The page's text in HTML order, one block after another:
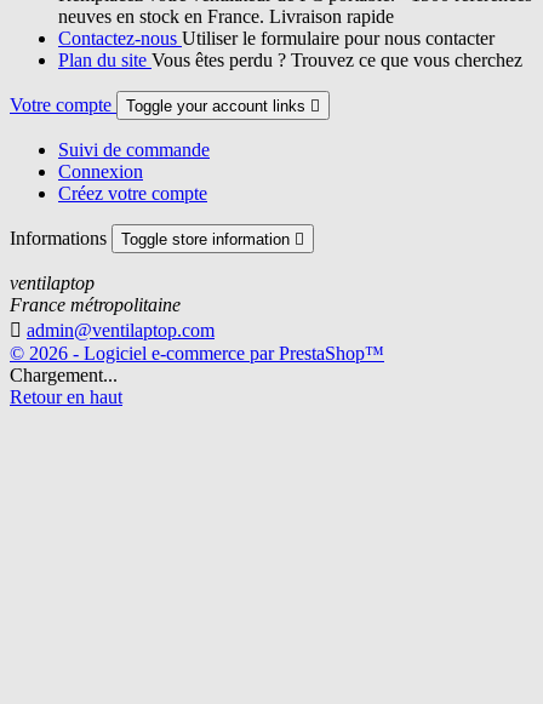
neuves en stock en France. Livraison rapide
Contactez-nous Utiliser le formulaire pour nous contacter
Plan du site Vous êtes perdu ? Trouvez ce que vous cherchez
Votre compte Toggle your account links 
Suivi de commande
Connexion
Créez votre compte
Informations Toggle store information 
ventilaptop
France métropolitaine
 admin@ventilaptop.com
© 2026 - Logiciel e-commerce par PrestaShop™
Chargement...
Retour en haut